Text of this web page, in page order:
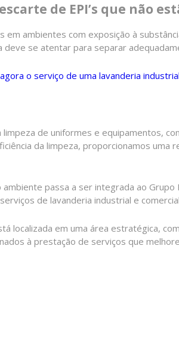
de EPI’s que não
em ambientes com exposição à
se atentar para separar
o serviço de uma lavanderia industrial
de uniformes e equipamentos,
da limpeza, proporcionamos
passa a ser integrada ao
de lavanderia industrial e
localizada em uma área estratégica,
à prestação de serviços que